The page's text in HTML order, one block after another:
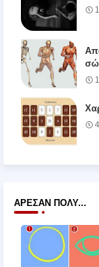
ΆΡΕΣΑΝ ΠΟΛΎ...